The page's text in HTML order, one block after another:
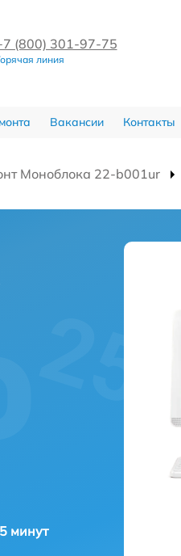
(800) 301-97-75
линия
Вакансии Контакты
Моноблока 22-b001ur
минут